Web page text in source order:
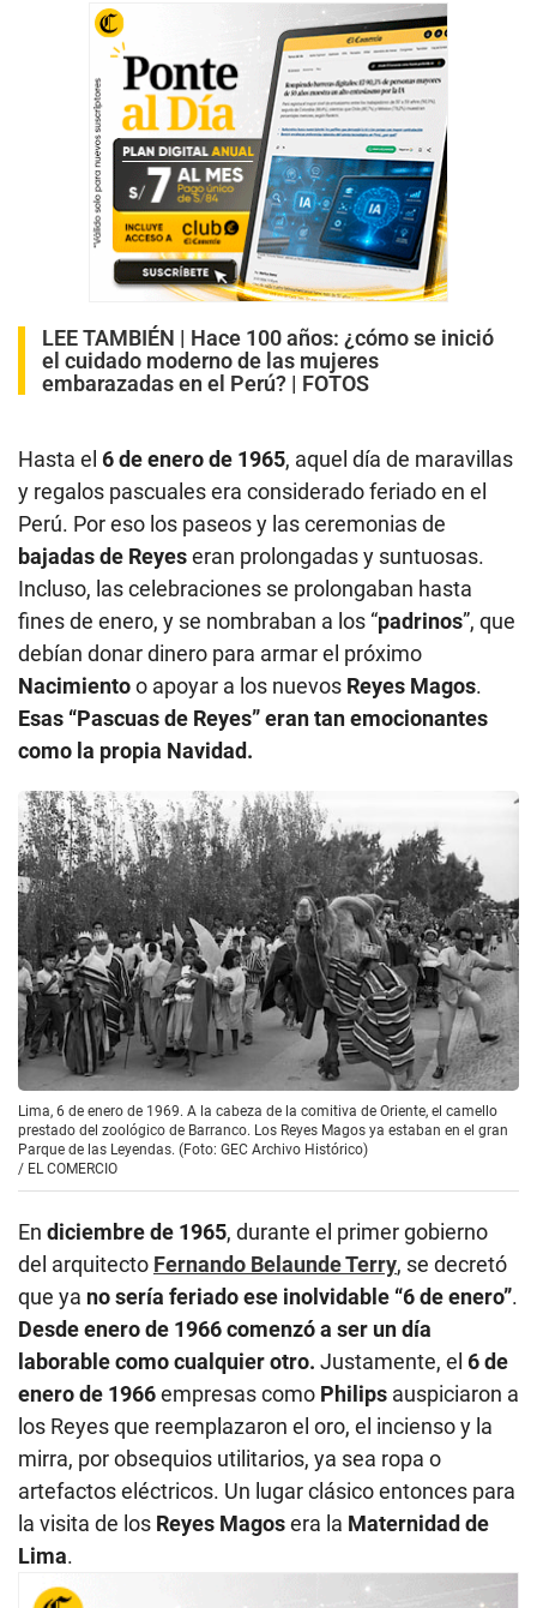
LEE TAMBIÉN | Hace 100 años: ¿cómo se inició
el cuidado moderno de las mujeres
embarazadas en el Perú? | FOTOS
Hasta el 6 de enero de 1965, aquel día de maravillas
y regalos pascuales era considerado feriado en el
Perú. Por eso los paseos y las ceremonias de
bajadas de Reyeseran prolongadas y suntuosas.
Incluso, las celebraciones se prolongaban hasta
fines de enero, y se nombraban a los “padrinos”, que
debían donar dinero para armar el próximo
Nacimientoo apoyar a los nuevos Reyes Magos.
Esas “Pascuas de Reyes” eran tan emocionantes
como la propia Navidad.
Lima, 6 de enero de 1969. A la cabeza de la comitiva de Oriente, el camello
prestado del zoológico de Barranco. Los Reyes Magos ya estaban en el gran
Parque de las Leyendas. (Foto: GEC Archivo Histórico)
/ EL COMERCIO
En diciembre de 1965, durante el primer gobierno
del arquitecto Fernando Belaunde Terry, se decretó
que ya no sería feriado ese inolvidable “6 de enero”.
Desde enero de 1966 comenzó a ser un día
laborable como cualquier otro. Justamente, el 6 de
enero de 1966empresas como Philips auspiciaron a
los Reyes que reemplazaron el oro, el incienso y la
mirra, por obsequios utilitarios, ya sea ropa o
artefactos eléctricos. Un lugar clásico entonces para
la visita de los Reyes Magosera la Maternidad de
Lima.